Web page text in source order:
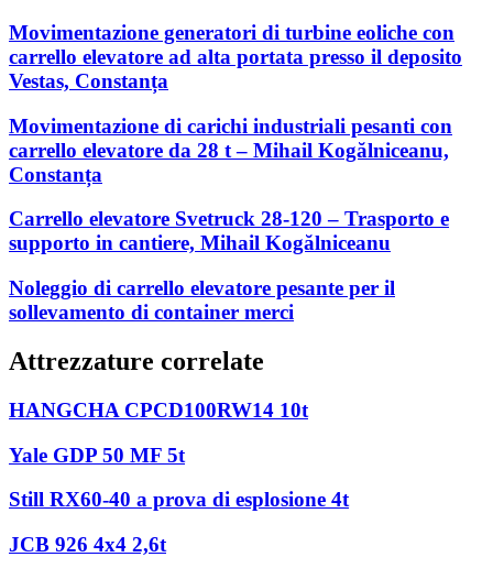
Movimentazione generatori di turbine eoliche con
carrello elevatore ad alta portata presso il deposito
Vestas, Constanța
Movimentazione di carichi industriali pesanti con
carrello elevatore da 28 t – Mihail Kogălniceanu,
Constanța
Carrello elevatore Svetruck 28-120 – Trasporto e
supporto in cantiere, Mihail Kogălniceanu
Noleggio di carrello elevatore pesante per il
sollevamento di container merci
Attrezzature correlate
HANGCHA CPCD100RW14 10t
Yale GDP 50 MF 5t
Still RX60-40 a prova di esplosione 4t
JCB 926 4x4 2,6t